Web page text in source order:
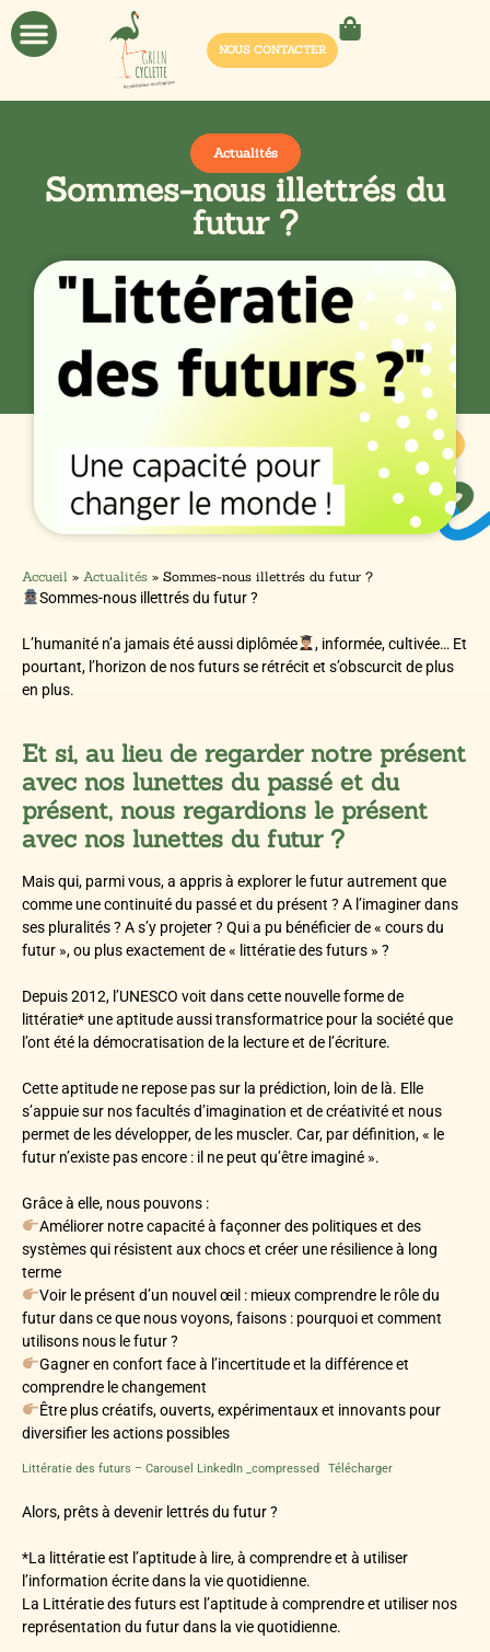
NOUS CONTACTER
Actualités
Sommes-nous illettrés du
futur ?
Accueil » Actualités » Sommes-nous illettrés du futur ?
Sommes-nous illettrés du futur ?
L’humanité n’a jamais été aussi diplômée
, informée, cultivée… Et
pourtant, l’horizon de nos futurs se rétrécit et s’obscurcit de plus
en plus.
Et si, au lieu de regarder notre présent
avec nos lunettes du passé et du
présent, nous regardions le présent
avec nos lunettes du futur ?
Mais qui, parmi vous, a appris à explorer le futur autrement que
comme une continuité du passé et du présent ? A l’imaginer dans
ses pluralités ? A s’y projeter ? Qui a pu bénéficier de « cours du
futur », ou plus exactement de « littératie des futurs » ?
Depuis 2012, l’UNESCO voit dans cette nouvelle forme de
littératie* une aptitude aussi transformatrice pour la société que
l’ont été la démocratisation de la lecture et de l’écriture.
Cette aptitude ne repose pas sur la prédiction, loin de là. Elle
s’appuie sur nos facultés d’imagination et de créativité et nous
permet de les développer, de les muscler. Car, par définition, « le
futur n’existe pas encore : il ne peut qu’être imaginé ».
Grâce à elle, nous pouvons :
Améliorer notre capacité à façonner des politiques et des
systèmes qui résistent aux chocs et créer une résilience à long
terme
Voir le présent d’un nouvel œil : mieux comprendre le rôle du
futur dans ce que nous voyons, faisons : pourquoi et comment
utilisons nous le futur ?
Gagner en confort face à l’incertitude et la différence et
comprendre le changement
Être plus créatifs, ouverts, expérimentaux et innovants pour
diversifier les actions possibles
Littératie des futurs – Carousel LinkedIn _compressed Télécharger
Alors, prêts à devenir lettrés du futur ?
*La littératie est l’aptitude à lire, à comprendre et à utiliser
l’information écrite dans la vie quotidienne.
La Littératie des futurs est l’aptitude à comprendre et utiliser nos
représentation du futur dans la vie quotidienne.